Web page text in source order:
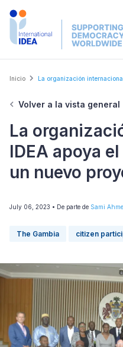
Skip
Breadcrumb
Inicio La organización
Volver a la vista general
La
IDEA apoya
un nuevo
July 06, 2023 • De parte de Sami
The Gambia citizen